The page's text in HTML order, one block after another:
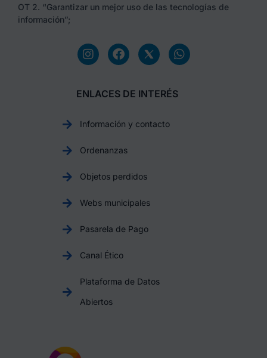
OT 2. “Garantizar un mejor uso de las tecnologías de
información”;
ENLACES DE INTERÉS
Información y contacto
Ordenanzas
Objetos perdidos
Webs municipales
Pasarela de Pago
Canal Ético
Plataforma de Datos
Abiertos